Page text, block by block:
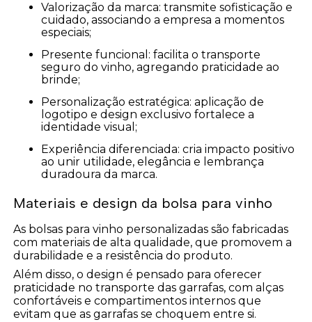
Valorização da marca: transmite sofisticação e
cuidado, associando a empresa a momentos
especiais;
Presente funcional: facilita o transporte
seguro do vinho, agregando praticidade ao
brinde;
Personalização estratégica: aplicação de
logotipo e design exclusivo fortalece a
identidade visual;
Experiência diferenciada: cria impacto positivo
ao unir utilidade, elegância e lembrança
duradoura da marca.
Materiais e design da bolsa para vinho
As bolsas para vinho personalizadas são fabricadas
com materiais de alta qualidade, que promovem a
durabilidade e a resistência do produto.
Além disso, o design é pensado para oferecer
praticidade no transporte das garrafas, com alças
confortáveis e compartimentos internos que
evitam que as garrafas se choquem entre si.